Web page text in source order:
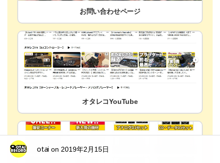
お問い合わせページ
オタレコYouTube
otai on 2019年2月15日